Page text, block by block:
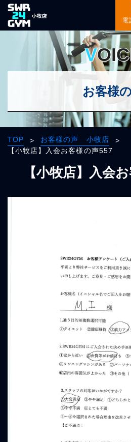
電
お客様
TOP > お客様の声 小牧店
>
【小牧店】入会お客様の声557
【小牧店】入会